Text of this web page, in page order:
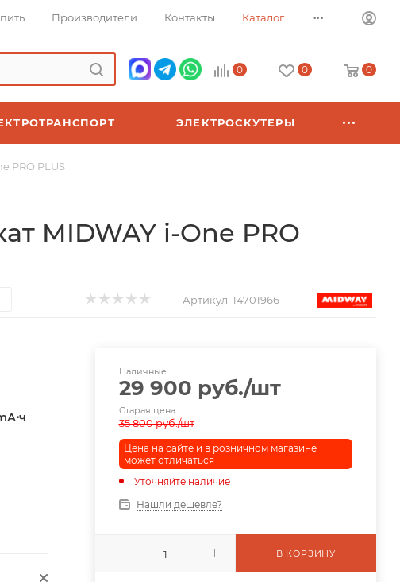
Производители Контакты Каталог ...
0 0 0
ЭЛЕКТРОСКУТЕРЫ
PRO PLUS
MIDWAY i-One PRO
Артикул: 14701966
Наличные
29 900 руб./шт
Старая цена
35 800руб./шт
Цена на сайте и в розничном магазине
может отличаться
Уточняйте наличие
Нашли дешевле?
В КОРЗИНУ